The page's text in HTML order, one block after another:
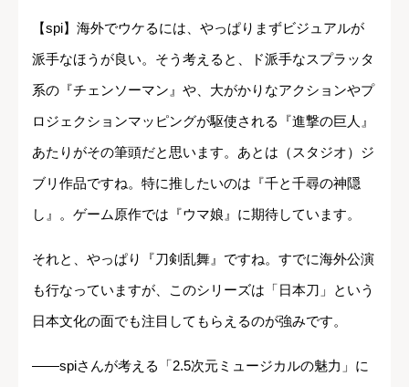
【spi】海外でウケるには、やっぱりまずビジュアルが
派手なほうが良い。そう考えると、ド派手なスプラッタ
系の『チェンソーマン』や、大がかりなアクションやプ
ロジェクションマッピングが駆使される『進撃の巨人』
あたりがその筆頭だと思います。あとは（スタジオ）ジ
ブリ作品ですね。特に推したいのは『千と千尋の神隠
し』。ゲーム原作では『ウマ娘』に期待しています。
それと、やっぱり『刀剣乱舞』ですね。すでに海外公演
も行なっていますが、このシリーズは「日本刀」という
日本文化の面でも注目してもらえるのが強みです。
――spiさんが考える「2.5次元ミュージカルの魅力」に